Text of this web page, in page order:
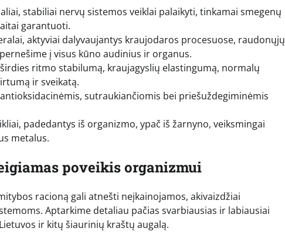
stabiliai nervų sistemos veiklai palaikyti, tinkamai smegenų
garantuoti.
aktyviai dalyvaujantys kraujodaros procesuose, raudonųjų
į visus kūno audinius ir organus.
ritmo stabilumą, kraujagyslių elastingumą, normalų
ir sveikatą.
sutraukiančiomis bei priešuždegiminėmis
padedantys iš organizmo, ypač iš žarnyno, veiksmingai
metalus.
poveikis organizmui
racioną gali atnešti neįkainojamos, akivaizdžiai
Aptarkime detaliau pačias svarbiausias ir labiausiai
ir kitų šiaurinių kraštų augalą.